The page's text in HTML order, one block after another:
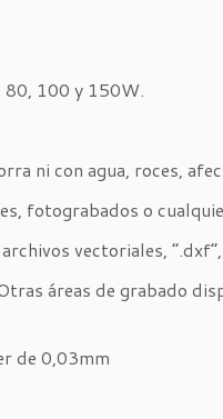
80, 100 y 150W.
ni con agua, roces,
fotograbados o
vectoriales, “.dxf”,
áreas de grabado
de 0,03mm